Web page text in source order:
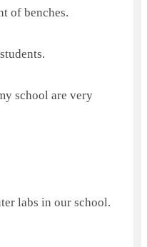
of benches.
school are very
labs in our school.